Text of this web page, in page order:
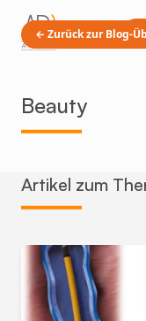
Beauty
← Zurück zur Blog-
Artikel zum